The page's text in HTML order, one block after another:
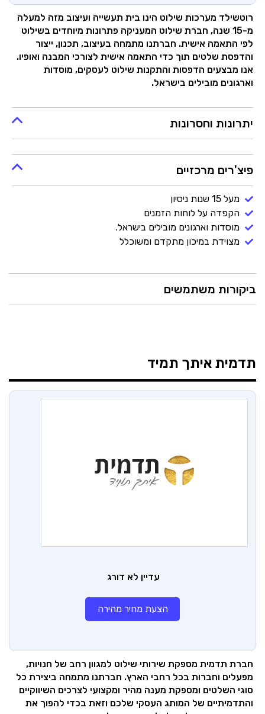
רוטשילד מערכות שילוט הינו בית תעשייה ועיצוב מזה למעלה
מ-15 שנה, חברת שילוט המעניקה פתרונות מיוחדים בשילוט
לפי התאמה אישית. חברתנו מתמחה בעיצוב, תכנון, ייצור
והדפסת שלטים תוך כדי התאמה אישית לצורכי המבנה ואופיו.
אנו מבצעים הדפסות והתקנות שילוט לעסקים, מוסדות
וארגונים מובילים בישראל.
יתרונות וחסרונות
פיצ'רים מרכזיים
מעל 15 שנות ניסיון
הקפדה על לוחות הזמנים
מוסדות וארגונים מובילים בישראל.
מצוידת במיכון מתקדם ומשוכלל
ביקורות משתמשים
תדמית איתך תמיד
עדיין לא דורג
הצעת מחיר מהירה
חברת תדמית מספקת שירותי שילוט למגוון רחב של חנויות,
מפעלים וחברות בכל רחבי הארץ. חברתנו מתמחה ביצירת כל
סוגי השלטים ומספקת מענה מהיר ומקצועי לצרכים השיווקיים
והתדמיתיים של המותג העסקי שלכם וזאת בכדי להפוך את